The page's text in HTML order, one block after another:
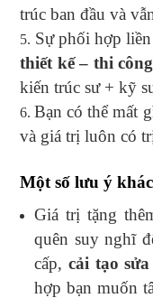
trúc ban đầu và
Sự phối hợp
thiết kế – thi công
kiến trúc sư + kỹ
Bạn có thể mất
và giá trị luôn có
Một số lưu ý khác
Giá trị tặng
quên suy nghĩ
cấp,cải tạo
hợp bạn muốn